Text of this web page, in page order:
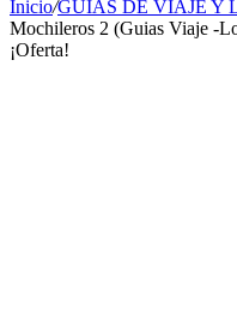
Inicio/GUÍAS DE VIAJE Y
Mochileros 2 (Guias Viaje -
¡Oferta!